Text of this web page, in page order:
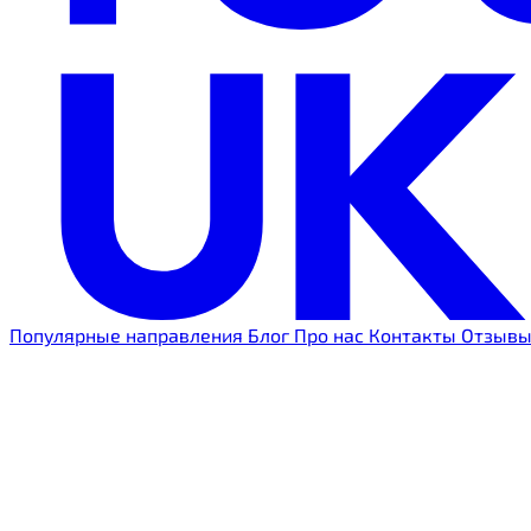
Популярные направления Блог Про нас Контакты Отзывы